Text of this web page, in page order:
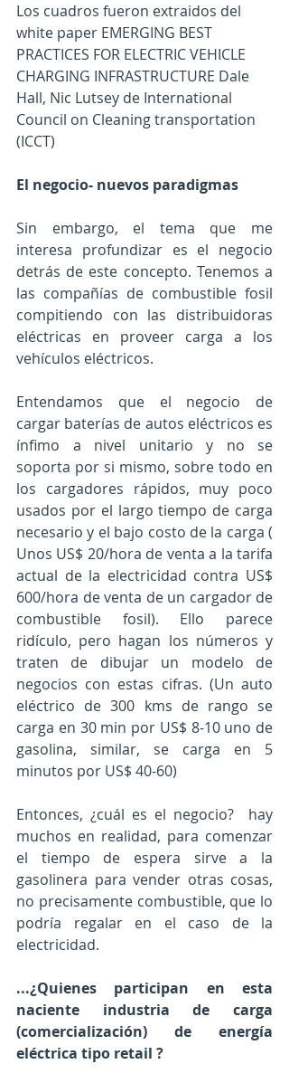
Los cuadros fueron extraidos del
white paper EMERGING BEST
PRACTICES FOR ELECTRIC VEHICLE
CHARGING INFRASTRUCTURE Dale
Hall, Nic Lutsey de International
Council on Cleaning transportation
(ICCT)
El negocio- nuevos paradigmas
Sin embargo, el tema que me
interesa profundizar es el negocio
detrás de este concepto. Tenemos a
las compañías de combustible fosil
compitiendo con las distribuidoras
eléctricas en proveer carga a los
vehículos eléctricos.
Entendamos que el negocio de
cargar baterías de autos eléctricos es
ínfimo a nivel unitario y no se
soporta por si mismo, sobre todo en
los cargadores rápidos, muy poco
usados por el largo tiempo de carga
necesario y el bajo costo de la carga (
Unos US$ 20/hora de venta a la tarifa
actual de la electricidad contra US$
600/hora de venta de un cargador de
combustible fosil). Ello parece
ridículo, pero hagan los números y
traten de dibujar un modelo de
negocios con estas cifras. (Un auto
eléctrico de 300 kms de rango se
carga en 30 min por US$ 8-10 uno de
gasolina, similar, se carga en 5
minutos por US$ 40-60)
Entonces, ¿cuál es el negocio?  hay
muchos en realidad, para comenzar
el tiempo de espera sirve a la
gasolinera para vender otras cosas,
no precisamente combustible, que lo
podría regalar en el caso de la
electricidad.
...¿Quienes participan en esta
naciente industria de carga
(comercialización) de energía
eléctrica tipo retail ?